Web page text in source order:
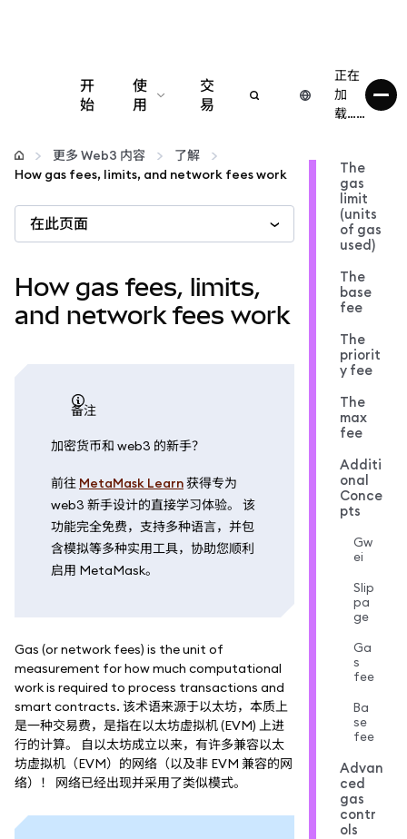
开
始
使
用
配置
更多 Web3 内容
保持安全
交
易
正在
加
载……
更多 Web3 内容
了解
How gas fees, limits, and network fees work
在此页面
How gas fees, limits,
and network fees work
备注
加密货币和 web3 的新手？
前往 MetaMask Learn获得专为
web3 新手设计的直接学习体验。 该
功能完全免费，支持多种语言，并包
含模拟等多种实用工具，协助您顺利
启用 MetaMask。
Gas (or network fees) is the unit of
measurement for how much computational
work is required to process transactions and
smart contracts. 该术语来源于以太坊，本质上
是一种交易费，是指在以太坊虚拟机 (EVM) 上进
行的计算。 自以太坊成立以来，有许多兼容以太
坊虚拟机（EVM）的网络（以及非 EVM 兼容的网
络）！ 网络已经出现并采用了类似模式。
The
gas
limit
(units
of gas
used)
The
base
fee
The
priorit
y fee
The
max
fee
Additi
onal
Conce
pts
Gw
ei
Slip
pa
ge
Ga
s
fee
Ba
se
fee
Advan
ced
gas
contr
ols